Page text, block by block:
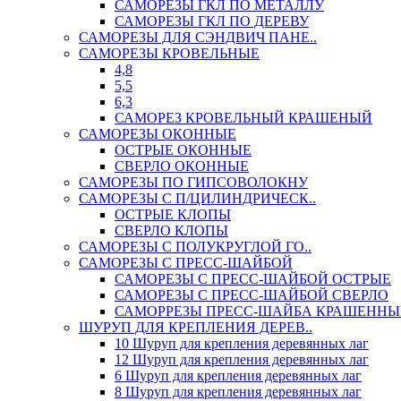
САМОРЕЗЫ ГКЛ ПО МЕТАЛЛУ
САМОРЕЗЫ ГКЛ ПО ДЕРЕВУ
САМОРЕЗЫ ДЛЯ СЭНДВИЧ ПАНЕ..
САМОРЕЗЫ КРОВЕЛЬНЫЕ
4,8
5,5
6,3
САМОРЕЗ КРОВЕЛЬНЫЙ КРАШЕНЫЙ
САМОРЕЗЫ ОКОННЫЕ
ОСТРЫЕ ОКОННЫЕ
СВЕРЛО ОКОННЫЕ
САМОРЕЗЫ ПО ГИПСОВОЛОКНУ
САМОРЕЗЫ С П/ЦИЛИНДРИЧЕСК..
ОСТРЫЕ КЛОПЫ
СВЕРЛО КЛОПЫ
САМОРЕЗЫ С ПОЛУКРУГЛОЙ ГО..
САМОРЕЗЫ С ПРЕСС-ШАЙБОЙ
САМОРЕЗЫ С ПРЕСС-ШАЙБОЙ ОСТРЫЕ
САМОРЕЗЫ С ПРЕСС-ШАЙБОЙ СВЕРЛО
САМОРРЕЗЫ ПРЕСС-ШАЙБА
ШУРУП ДЛЯ КРЕПЛЕНИЯ ДЕРЕВ..
10 Шуруп для крепления деревянных лаг
12 Шуруп для крепления деревянных лаг
6 Шуруп для крепления деревянных лаг
8 Шуруп для крепления деревянных лаг